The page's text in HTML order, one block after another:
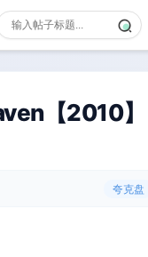
【2010】
夸克盘